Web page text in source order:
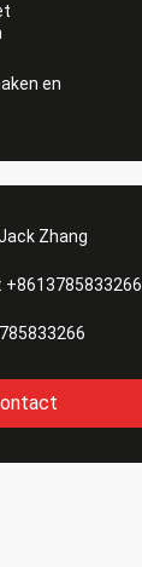
en
Zhang
+8613785833266